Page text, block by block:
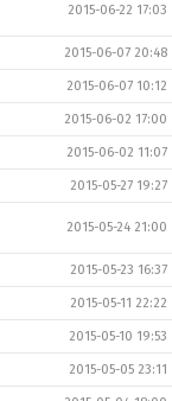
2015-06-22 17:03
2015-06-07 20:48
2015-06-07 10:12
2015-06-02 17:00
2015-06-02 11:07
2015-05-27 19:27
2015-05-24 21:00
2015-05-23 16:37
2015-05-11 22:22
2015-05-10 19:53
2015-05-05 23:11